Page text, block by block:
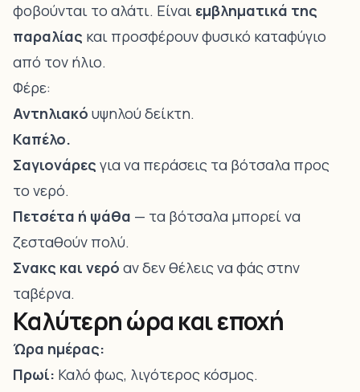
φοβούνται το αλάτι. Είναι εμβληματικά της
παραλίας και προσφέρουν φυσικό καταφύγιο
από τον ήλιο.
Φέρε:
Αντηλιακό υψηλού δείκτη.
Καπέλο.
Σαγιονάρες για να περάσεις τα βότσαλα προς
το νερό.
Πετσέτα ή ψάθα — τα βότσαλα μπορεί να
ζεσταθούν πολύ.
Σνακς και νερό αν δεν θέλεις να φάς στην
ταβέρνα.
Καλύτερη ώρα και εποχή
Ώρα ημέρας:
Πρωί: Καλό φως, λιγότερος κόσμος.